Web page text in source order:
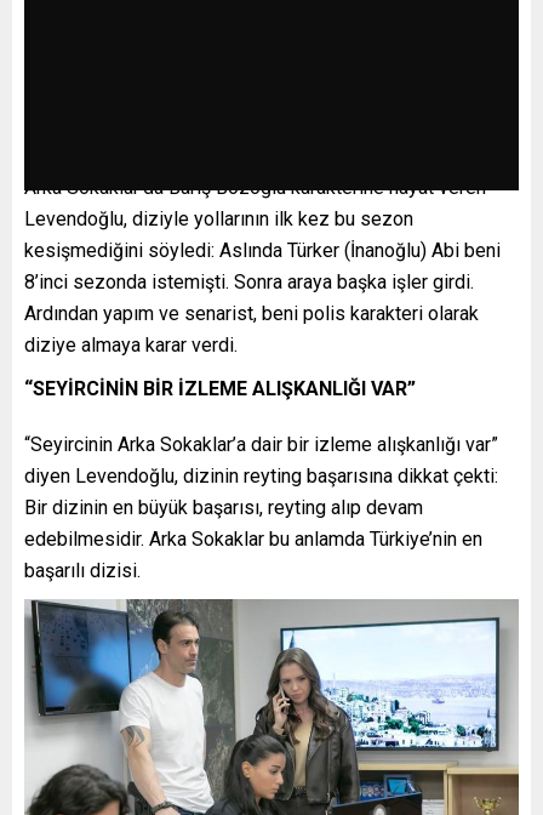
Arka Sokaklar’da Barış Bozoğlu karakterine hayat veren
Levendoğlu, diziyle yollarının ilk kez bu sezon
kesişmediğini söyledi: Aslında Türker (İnanoğlu) Abi beni
8’inci sezonda istemişti. Sonra araya başka işler girdi.
Ardından yapım ve senarist, beni polis karakteri olarak
diziye almaya karar verdi.
“SEYİRCİNİN BİR İZLEME ALIŞKANLIĞI VAR”
“Seyircinin Arka Sokaklar’a dair bir izleme alışkanlığı var”
diyen Levendoğlu, dizinin reyting başarısına dikkat çekti:
Bir dizinin en büyük başarısı, reyting alıp devam
edebilmesidir. Arka Sokaklar bu anlamda Türkiye’nin en
başarılı dizisi.